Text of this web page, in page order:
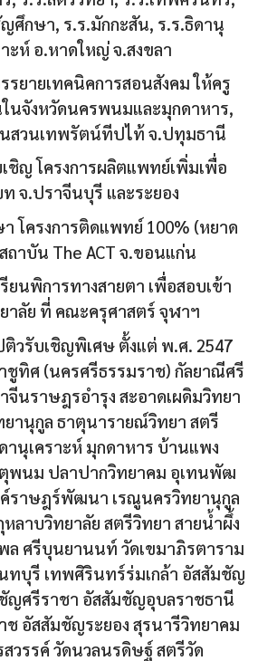
ศึกษา, ร.ร.มักกะสัน, ร.ร.ธิดานุ
าะห์ อ.หาดใหญ่ จ.สงขลา
รยายเทคนิคการสอนสังคม ให้ครู
ในจังหวัดนครพนมและมุกดาหาร,
นสวนเทพรัตน์ทีปไท้ จ.ปทุมธานี
ชิญ โครงการผลิตแพทย์เพิ่มเพื่อ
จ.ปราจีนบุรี และระยอง
โครงการติดแพทย์ 100% (หยาด
ถาบัน The ACT จ.ขอนแก่น
ยนพิการทางสายตา เพื่อสอบเข้า
าลัย ที่ คณะครุศาสตร์ จุฬาฯ
ติวรับเชิญพิเศษ ตั้งแต่ พ.ศ. 2547
ชูทิศ (นครศรีธรรมราช) กัลยาณีศรี
จีนราษฎรอำรุง สะอาดเผดิมวิทยา
ยานุกูล ธาตุนารายณ์วิทยา สตรี
านุเคราะห์ มุกดาหาร บ้านแพง
พนม ปลาปากวิทยาคม อุเทนพัฒ
ราษฎร์พัฒนา เรณูนครวิทยานุกูล
หลาบวิทยาลัย สตรีวิทยา สายน้ำผึ้ง
ศรีบุนยานนท์ วัดเขมาภิรตาราม
บุรี เทพศิรินทร์ร่มเกล้า อัสสัมชัญ
ญศรีราชา อัสสัมชัญอุบลราชธานี
ช อัสสัมชัญระยอง สุรนารีวิทยาคม
วรรค์ วัดนวลนรดิษฐ์ สตรีวัด